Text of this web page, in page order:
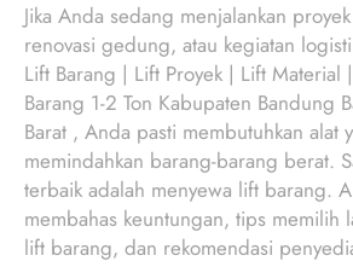
Jika Anda sedang menjalankan
renovasi gedung, atau kegiatan
Lift Barang | Lift Proyek | Lift Material
Barang 1-2 Ton Kabupaten Bandung
Barat , Anda pasti membutuhkan alat
memindahkan barang-barang berat.
terbaik adalah menyewa lift barang.
membahas keuntungan, tips memilih
lift barang, dan rekomendasi